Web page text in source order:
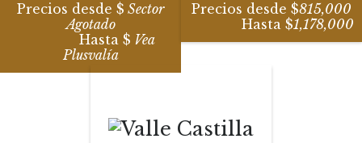
Precios desde $ Sector
Agotado
Hasta $ Vea
Plusvalía
Precios desde $815,000
Hasta $1,178,000